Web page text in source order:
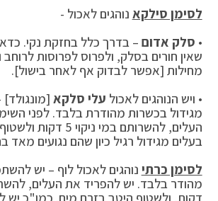
לסימן סילקא נוהגים לאכול -
• סלק אדום – בדרך כלל בחזקת נקי.
שאין חורים בסלק, ולפרוס לפרוסות לרוחב
מחילות [אפשר לבדוק אף לאחר בישול].
• ויש הנוהגים לאכול עלי סלקא
מגידול בכשרות מהודרת בלבד. לפני
העלים, להשרותם במי
בעלים מגידול רגיל כיון שהם נגועים מאד
לסימן כרתי נוהגים לאכול לוף – יש
דקות, ולשטוף היטב בזרם מים. כמו"כ